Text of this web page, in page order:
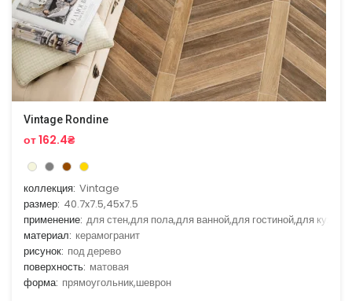
Vintage Rondine
от 162.4₴
коллекция: Vintage
размер: 40.7x7.5,45x7.5
применение: для стен,для пола,для ванной,для гостиной,для кухни
материал: керамогранит
рисунок: под дерево
поверхность: матовая
форма: прямоугольник,шеврон